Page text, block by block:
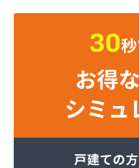
ミライフ株式会社 川
レモンガス株式会社
レモンガス株式会社
伊藤忠エネクスホー
伊藤忠エネクスホー